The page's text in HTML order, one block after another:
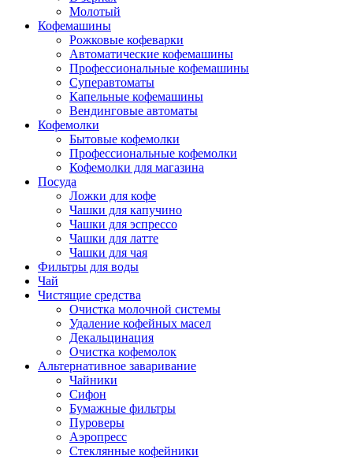
Молотый
Кофемашины
Рожковые кофеварки
Автоматические кофемашины
Профессиональные кофемашины
Суперавтоматы
Капельные кофемашины
Вендинговые автоматы
Кофемолки
Бытовые кофемолки
Профессиональные кофемолки
Кофемолки для магазина
Посуда
Ложки для кофе
Чашки для капучино
Чашки для эспрессо
Чашки для латте
Чашки для чая
Фильтры для воды
Чай
Чистящие средства
Очистка молочной системы
Удаление кофейных масел
Декальцинация
Очистка кофемолок
Альтернативное заваривание
Чайники
Сифон
Бумажные фильтры
Пуроверы
Аэропресс
Стеклянные кофейники